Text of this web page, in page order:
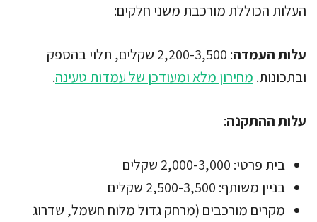
העלות הכוללת מורכבת משני חלקים:
עלות העמדה
: 2,200-3,500 שקלים, תלוי בהספק
ובתכונות. מחירון מלא ומעודכן של עמדות טעינה.
עלות ההתקנה:
בית פרטי: 2,000-3,000 שקלים
בניין משותף: 2,500-3,500 שקלים
מקרים מורכבים (מרחק גדול מלוח חשמל, שדרוג